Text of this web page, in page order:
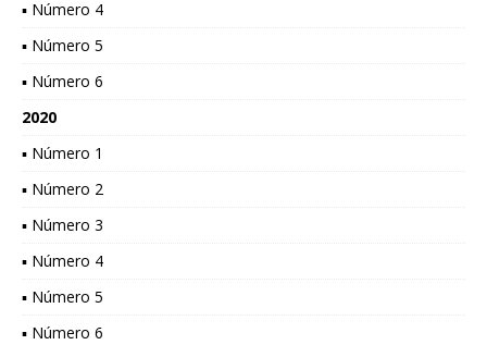
▪ Número 4
▪ Número 5
▪ Número 6
2020
▪ Número 1
▪ Número 2
▪ Número 3
▪ Número 4
▪ Número 5
▪ Número 6